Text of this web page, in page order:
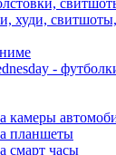
худи,
-
камеры
планшеты
смарт часы